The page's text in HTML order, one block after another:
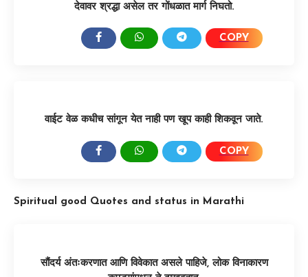
देवावर श्रद्धा असेल तर गोंधळात मार्ग निघतो.
COPY
वाईट वेळ कधीच सांगून येत नाही पण खूप काही शिकवून जाते.
COPY
Spiritual good Quotes and status in Marathi
सौंदर्य अंतःकरणात आणि विवेकात असले पाहिजे, लोक विनाकारण